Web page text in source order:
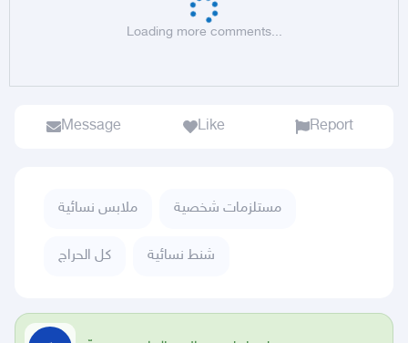
Loading more comments...
Message Like Report
ملابس نسائية مستلزمات شخصية
كل الحراج شنط نسائية